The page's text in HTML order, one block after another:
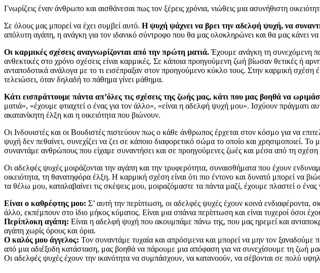
Γνωρίζεις έναν άνθρωπο και αισθάνεσαι πως τον ξέρεις χρόνια, νιώθεις μια ασυνήθιστη
Σε όλους μας μπορεί να έχει συμβεί αυτό. Η ψυχή ψάχνει να βρει την αδελφή ψυχή, να
απόλυτη αγάπη, η ανάγκη για τον ιδανικό σύντροφο που θα μας ολοκληρώνει και θα μας κάνει
Οι καρμικές σχέσεις αναγνωρίζονται από την πρώτη ματιά.Έχουμε ανάγκη τη συνεχόμενη
ανθεκτικές στο χρόνο σχέσεις είναι καρμικές. Σε κάποια προηγούμενη ζωή βίωσαν θετικές ή
ανταποδοτικά ανάλογα με το τι εισέπραξαν στον προηγούμενο κύκλο τους. Στην καρμική
τελειώσει, όταν δηλαδή το πάθημα γίνει μάθημα.
Κάτι εισπράττουμε πάντα απ’όλες τις σχέσεις της ζωής μας, κάτι που μας βοηθά να
ματιά», «έχουμε φτιαχτεί ο ένας για τον άλλο», «είναι η αδελφή ψυχή μου». Ισχύουν πράγματι
ακατανίκητη έλξη και η οικειότητα που βιώνουν.
Οι Ινδουιστές και οι Βουδιστές πιστεύουν πως ο κάθε άνθρωπος έρχεται στον κόσμο για να
ψυχή δεν πεθαίνει, συνεχίζει να ζει σε κάποιο διαφορετικό σώμα το οποίο και χρησιμοποιεί.
συναντάμε ανθρώπους που είχαμε συναντήσει και σε προηγούμενες ζωές και μέσα από τη
Οι αδελφές ψυχές μοιράζονται την αγάπη και την τρυφερότητα, συναισθήματα που έχουν
οικειότητα, τη θανατηφόρα έλξη. Η καρμική σχέση είναι ότι πιο έντονο και δυνατό μπορεί να
τα θέλω μου, καταλαβαίνει τις σκέψεις μου, μοιραζόμαστε τα πάντα μαζί, έχουμε πλαστεί ο ένας
Είναι ο καθρέφτης μου: Σ’ αυτή την περίπτωση, οι αδελφές ψυχές έχουν κοινά ενδιαφέροντα,
άλλο, εκπέμπουν στο ίδιο μήκος κύματος. Είναι μια σπάνια περίπτωση και είναι τυχεροί όσοι
Περίπλοκη αγάπη: Είναι η αδελφή ψυχή που ακουμπάμε πάνω της, που μας ηρεμεί και
αγάπη χωρίς όρους και όρια.
Ο καλός μου άγγελος: Τον συναντάμε τυχαία και απρόσμενα και μπορεί να μην τον ξαναδούμε
από μια αδιέξοδη κατάσταση, μας βοηθά να πάρουμε μια απόφαση για να συνεχίσουμε τη ζωή
Οι αδελφές ψυχές έχουν την ικανότητα να συμπάσχουν, να κατανοούν, να σέβονται σε πολύ